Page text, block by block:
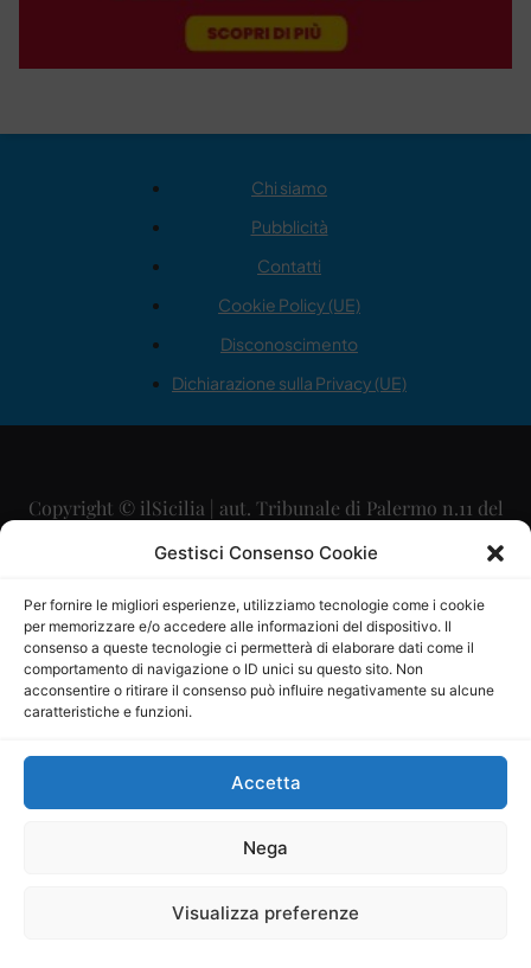
Gestisci Consenso Cookie
Per fornire le migliori esperienze, utilizziamo tecnologie come i cookie
per memorizzare e/o accedere alle informazioni del dispositivo. Il
consenso a queste tecnologie ci permetterà di elaborare dati come il
comportamento di navigazione o ID unici su questo sito. Non
acconsentire o ritirare il consenso può influire negativamente su alcune
caratteristiche e funzioni.
Accetta
Nega
Visualizza preferenze
Chi siamo
Pubblicità
Contatti
Cookie Policy (UE)
Disconoscimento
Dichiarazione sulla Privacy (UE)
Copyright © ilSicilia | aut. Tribunale di Palermo n.11 del
29/09/2015
Direttore Editoriale: Maurizio Scaglione
Direttore Responsabile: Maria Calabrese
P.IVA: 06334930820
Mercurio Comunicazione Società Cooperativa a r.l. è
iscritta al Registro degli Operatori di Comunicazione al
Sito gestito daLa Digitale srl–info@ladigitale.it